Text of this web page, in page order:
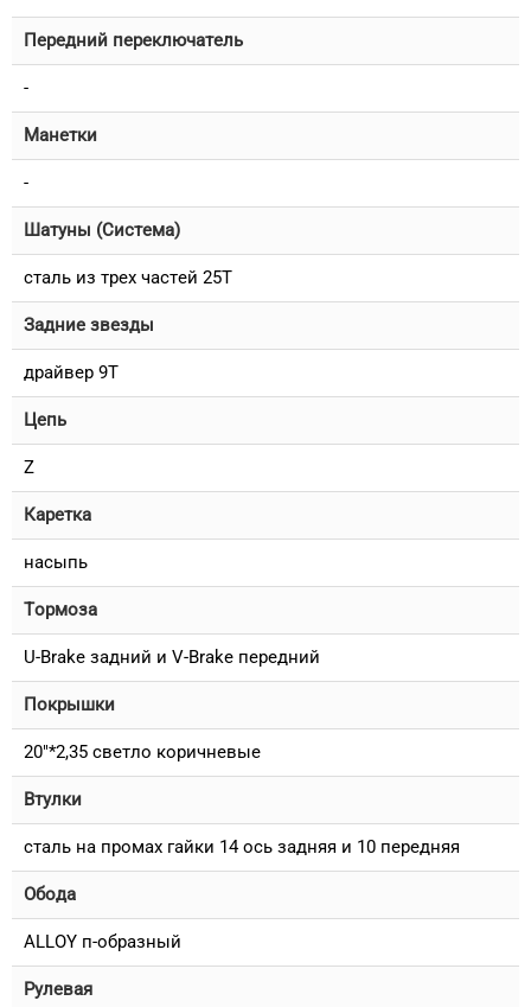
Передний переключатель
-
Манетки
-
Шатуны (Система)
сталь из трех частей 25T
Задние звезды
драйвер 9T
Цепь
Z
Каретка
насыпь
Тормоза
U-Brake задний и V-Brake передний
Покрышки
20"*2,35 светло коричневые
Втулки
сталь на промах гайки 14 ось задняя и 10 передняя
Обода
ALLOY п-образный
Рулевая